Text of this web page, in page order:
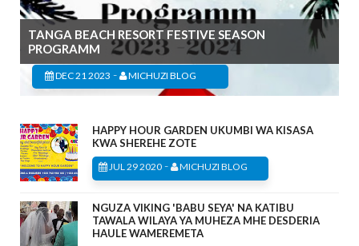
TANGA BEACH RESORT FESTIVE SEASON
PROGRAMM
DEC 21 2023 - MICHUZI BLOG
HAPPY HOUR GARDEN UKUMBI WA KISASA
KWA SHEREHE ZOTE
JUL 29 2020 - MICHUZI BLOG
NGUZA VIKING 'BABU SEYA' NA KATIBU
TAWALA WILAYA YA MUHEZA MHE DESDERIA
HAULE WAMEREMETA